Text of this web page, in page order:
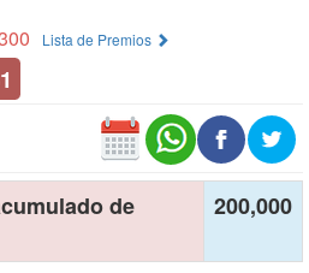
Lista de Premios
de
200,000